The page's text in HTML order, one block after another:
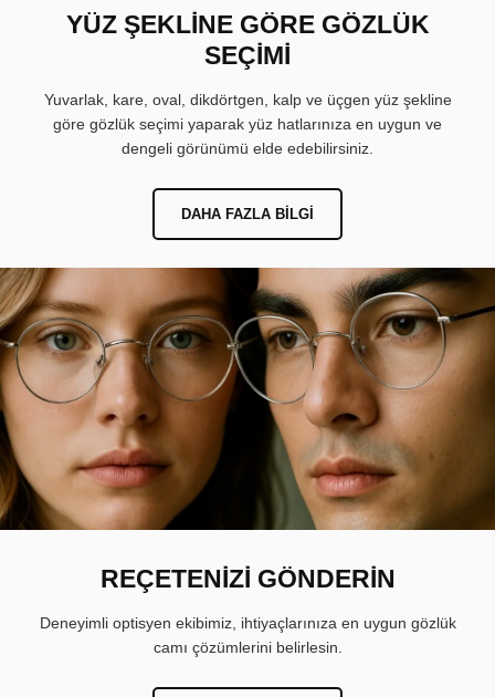
YÜZ ŞEKLİNE GÖRE GÖZLÜK
SEÇİMİ
Yuvarlak, kare, oval, dikdörtgen, kalp ve üçgen yüz şekline
göre gözlük seçimi yaparak yüz hatlarınıza en uygun ve
dengeli görünümü elde edebilirsiniz.
DAHA FAZLA BILGI
REÇETENİZİ GÖNDERİN
Deneyimli optisyen ekibimiz, ihtiyaçlarınıza en uygun gözlük
camı çözümlerini belirlesin.